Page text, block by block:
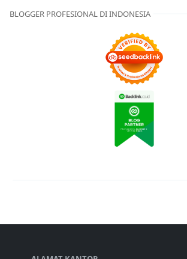
BLOGGER PROFESIONAL DI INDONESIA